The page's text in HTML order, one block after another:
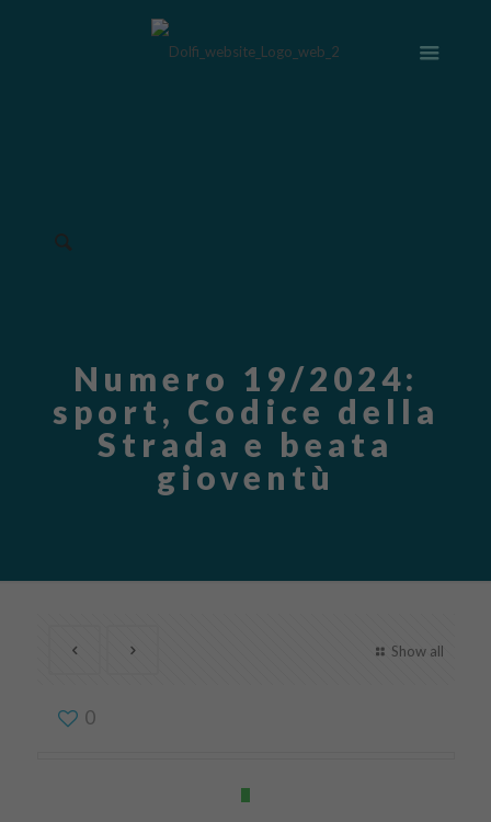
Numero 19/2024:
sport, Codice della
Strada e beata
gioventù
Show all
0